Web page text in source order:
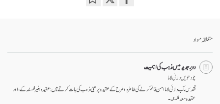
متعلقہ مواد
دورِ جدید میں مذہب کی اہمیت
چودھویں دلائی لاما
تقدس مآب دلائی لاما امن قائم کرنے کی خاطر دو طرح کے عقیدہ پر مبنی مذہب کی بات کرتے ہیں: عقیدہ بغیر فلسفہ کے، اور
عقیدہ معہ فلسفہ۔